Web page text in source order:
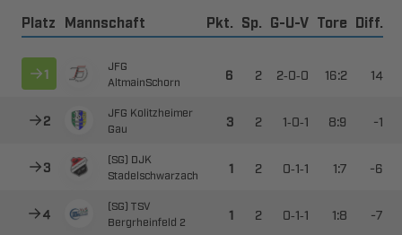
Platz Mannschaft Pkt. Sp. G-U-V Tore Diff.



  --  

 

  --  ​

 

  --  ​

 
 
  --  ​